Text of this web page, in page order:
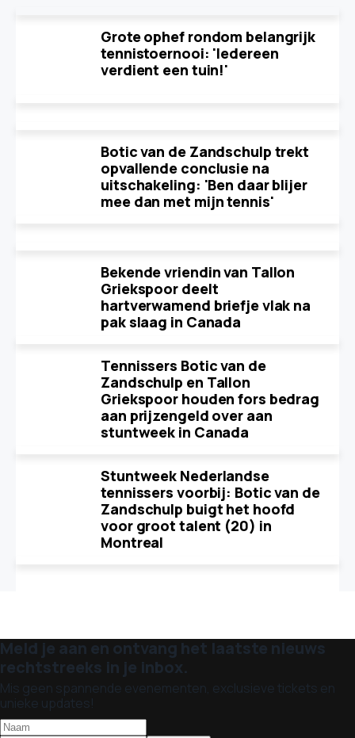
Grote ophef rondom belangrijk
tennistoernooi: 'Iedereen
verdient een tuin!'
Botic van de Zandschulp trekt
opvallende conclusie na
uitschakeling: 'Ben daar blijer
mee dan met mijn tennis'
Bekende vriendin van Tallon
Griekspoor deelt
hartverwamend briefje vlak na
pak slaag in Canada
Tennissers Botic van de
Zandschulp en Tallon
Griekspoor houden fors bedrag
aan prijzengeld over aan
stuntweek in Canada
Stuntweek Nederlandse
tennissers voorbij: Botic van de
Zandschulp buigt het hoofd
voor groot talent (20) in
Montreal
Meld je aan en ontvang het laatste nieuws
rechtstreeks in je inbox.
Mis geen spannende evenementen, exclusieve tickets en
unieke updates!